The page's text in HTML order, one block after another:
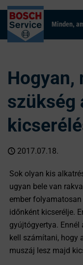
Minden,
Hogyan,
szükség
2017.07.18.
Sok olyan kis
ugyan bele van
ember
időnként kicserélje.
gyújtógyertya. Ennél
kell számítani, hogy
muszáj lesz majd